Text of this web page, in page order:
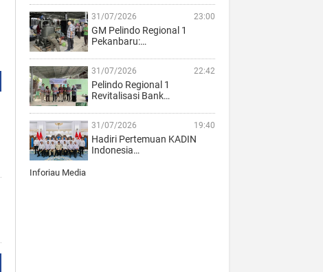
31/07/2026 23:00
GM Pelindo Regional 1
Pekanbaru:…
31/07/2026 22:42
Pelindo Regional 1
Revitalisasi Bank…
31/07/2026 19:40
Hadiri Pertemuan KADIN
Indonesia…
Inforiau Media